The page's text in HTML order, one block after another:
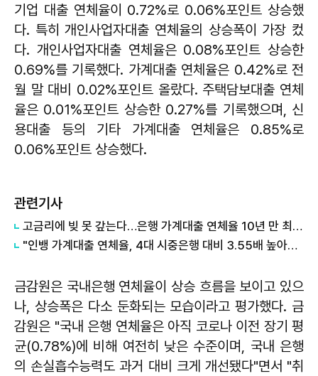
기업 대출 연체율이 0.72%로 0.06%포인트 상승했
다. 특히 개인사업자대출 연체율의 상승폭이 가장 컸
다. 개인사업자대출 연체율은 0.08%포인트 상승한
0.69%를 기록했다. 가계대출 연체율은 0.42%로 전
월 말 대비 0.02%포인트 올랐다. 주택담보대출 연체
율은 0.01%포인트 상승한 0.27%를 기록했으며, 신
용대출 등의 기타 가계대출 연체율은 0.85%로
0.06%포인트 상승했다.
관련기사
고금리에 빚 못 갚는다…은행 가계대출 연체율 10년 만 최고치
"인뱅 가계대출 연체율, 4대 시중은행 대비 3.55배 높아…20대 연체율도 급증"
금감원은 국내은행 연체율이 상승 흐름을 보이고 있으
나, 상승폭은 다소 둔화되는 모습이라고 평가했다. 금
감원은 "국내 은행 연체율은 아직 코로나 이전 장기 평
균(0.78%)에 비해 여전히 낮은 수준이며, 국내 은행
의 손실흡수능력도 과거 대비 크게 개선됐다"면서 "취